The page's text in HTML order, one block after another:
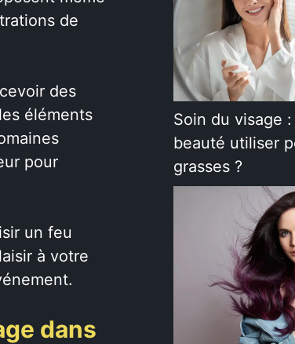
de
des
éléments
pour
un feu
à votre
dans
Soin du visage
beauté utiliser
grasses ?